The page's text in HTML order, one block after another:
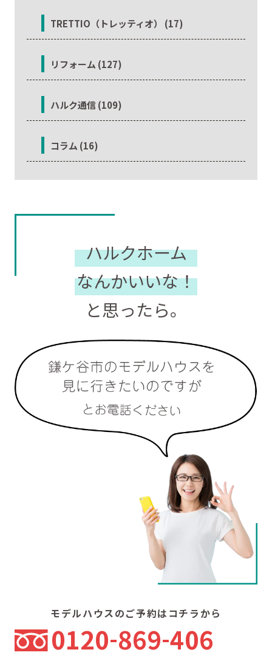
TRETTIO（トレッティオ） (17)
リフォーム (127)
ハルク通信 (109)
コラム (16)
ハルクホーム
なんかいいな！
と思ったら。
モデルハウスのご予約はコチラから
0120 869 406